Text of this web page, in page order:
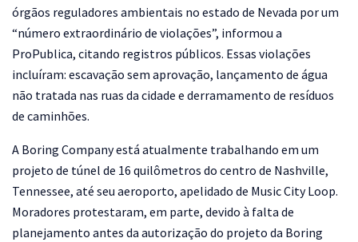
órgãos reguladores ambientais no estado de Nevada por um
“número extraordinário de violações”, informou a
ProPublica, citando registros públicos. Essas violações
incluíram: escavação sem aprovação, lançamento de água
não tratada nas ruas da cidade e derramamento de resíduos
de caminhões.
A Boring Company está atualmente trabalhando em um
projeto de túnel de 16 quilômetros do centro de Nashville,
Tennessee, até seu aeroporto, apelidado de Music City Loop.
Moradores protestaram, em parte, devido à falta de
planejamento antes da autorização do projeto da Boring